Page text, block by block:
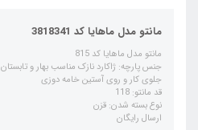
مانتو مدل ماهایا کد 3818341
مانتو مدل ماهایا کد 815
جنس پارچه: ژاکارد نازک مناسب بهار و تابستان
جلوی کار و روی آستین خامه دوزی
قد مانتو: 118
نوع بسته شدن: قزن
ارسال رایگان